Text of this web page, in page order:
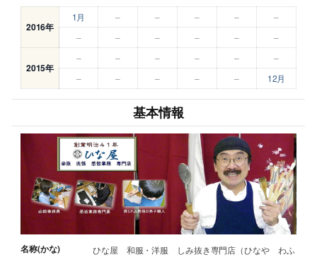
2016年
1月 – – – –
–
–
– – – – –
2015年
– – – – –
–
–
– – – – 12月
基本情報
名称(かな)
ひな屋 和服・洋服 しみ抜き専門店（ひなや わふ